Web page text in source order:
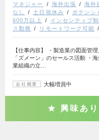
マネジャー
海外出張 海外
なし
土日祝休み ポテンシ
600万以上
インセンティブ
ス勤務
リモートワーク可能
【仕事内容】 ・製造業の図面管
「ズメーン」のセールス活動 ・
業組織の立…
会社概要 大幅増員中
興味あり